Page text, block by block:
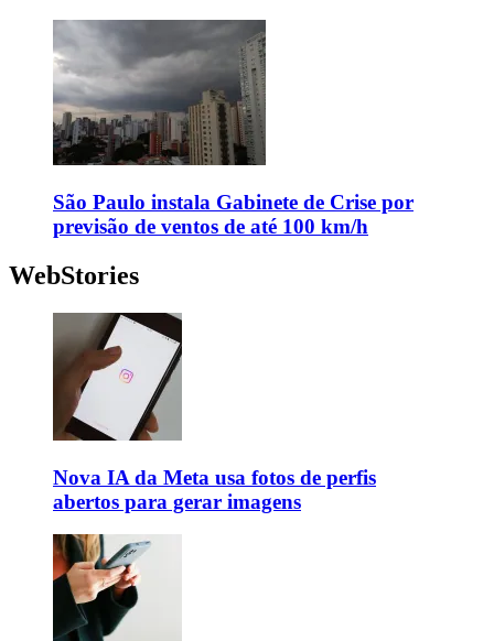
São Paulo instala Gabinete de Crise por
previsão de ventos de até 100 km/h
WebStories
Nova IA da Meta usa fotos de perfis
abertos para gerar imagens